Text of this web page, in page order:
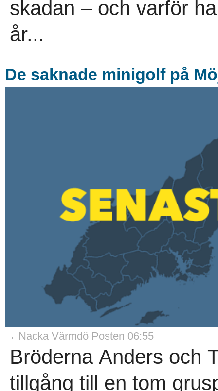
skadan – och varför
år...
De saknade minigolf på
→ Nacka Värmdö Posten 06:55
Bröderna Anders och
tillgång till en tom